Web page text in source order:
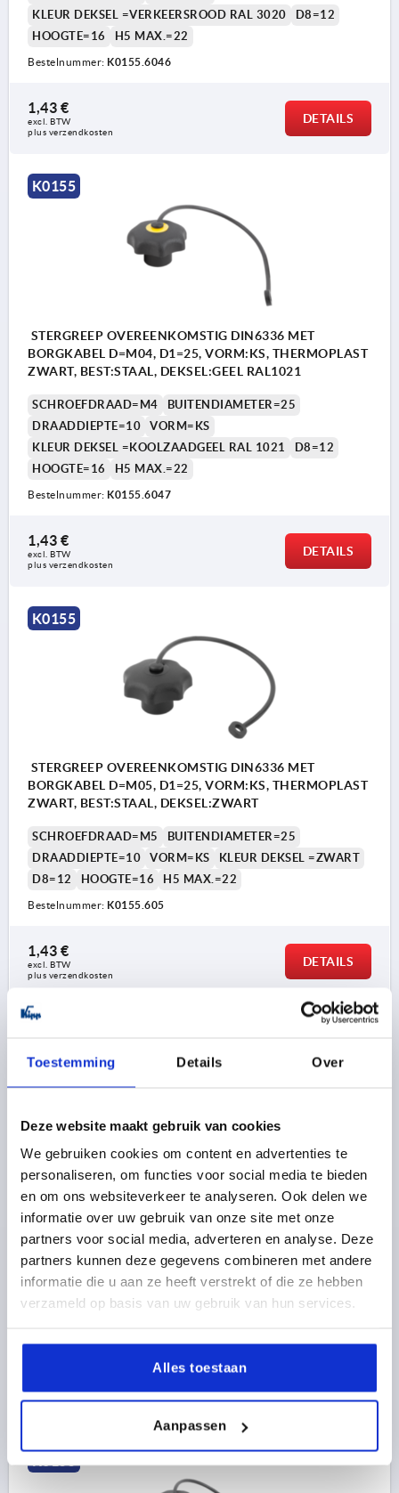
Toestemming Details Over
Deze website maakt gebruik van cookies
We gebruiken cookies om content en advertenties te
personaliseren, om functies voor social media te bieden
en om ons websiteverkeer te analyseren. Ook delen we
informatie over uw gebruik van onze site met onze
partners voor social media, adverteren en analyse. Deze
partners kunnen deze gegevens combineren met andere
informatie die u aan ze heeft verstrekt of die ze hebben
verzameld op basis van uw gebruik van hun services.
Alles toestaan
Aanpassen
KLEUR DEKSEL =VERKEERSROOD RAL 3020
D8=12
HOOGTE=16
H5 MAX.=22
Bestelnummer: K0155.6046
1,43 €
excl. BTW
plus verzendkosten
DETAILS
K0155
STERGREEP OVEREENKOMSTIG DIN6336 MET
BORGKABEL D=M04, D1=25, VORM:KS, THERMOPLAST
ZWART, BEST:STAAL, DEKSEL:GEEL RAL1021
SCHROEFDRAAD=M4
BUITENDIAMETER=25
DRAADDIEPTE=10
VORM=KS
KLEUR DEKSEL =KOOLZAADGEEL RAL 1021
D8=12
HOOGTE=16
H5 MAX.=22
Bestelnummer: K0155.6047
1,43 €
excl. BTW
plus verzendkosten
DETAILS
K0155
STERGREEP OVEREENKOMSTIG DIN6336 MET
BORGKABEL D=M05, D1=25, VORM:KS, THERMOPLAST
ZWART, BEST:STAAL, DEKSEL:ZWART
SCHROEFDRAAD=M5
BUITENDIAMETER=25
DRAADDIEPTE=10
VORM=KS
KLEUR DEKSEL =ZWART
D8=12
HOOGTE=16 H5 MAX.=22
Bestelnummer: K0155.605
1,43 €
excl. BTW
plus verzendkosten
DETAILS
STERGREEP OVEREENKOMSTIG DIN6336 MET
BORGKABEL D=M05, D1=25, VORM:KS, THERMOPLAST
ZWART, BEST:STAAL, DEKSEL:GRIJS RAL7035
SCHROEFDRAAD=M5
BUITENDIAMETER=25
DRAADDIEPTE=10
VORM=KS
KLEUR DEKSEL =LICHTGRIJS RAL 7035
D8=12
HOOGTE=16
H5 MAX.=22
DETAILS